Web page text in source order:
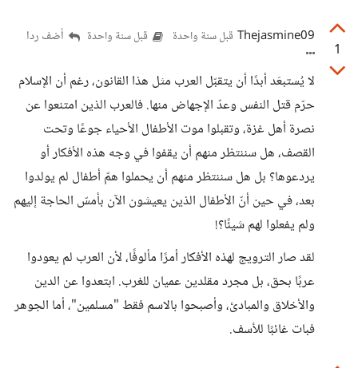
1
Thejasmine09 قبل سنة واحدة قبل سنة واحدة أضف ردا
لا يُستبعَد أبدًا أن يتقبّل العرب مثل هذا القانون، رغم أن الإسلام
حرّم قتل النفس وعدّ الإجهاض منها. فالعرب الذين امتنعوا عن
نصرة أهل غزة، وتقبلوا موت الأطفال الأحياء جوعًا وتحت
القصف، هل سننتظر منهم أن يقفوا في وجه هذه الأفكار أو
يردعوها؟ بل هل سننتظر منهم أن يحملوا همّ أطفال لم يولدوا
بعد، في حين أنّ الأطفال الذين يعيشون الآن بأمسّ الحاجة إليهم
ولم يفعلوا لهم شيئًا؟!
لقد صار الترويج لهذه الأفكار أمرًا مألوفًا، لأن العرب لم يعودوا
عربًا بحق، بل مجرد مقلدين عميان للغرب. ابتعدوا عن الدين
والأخلاق والمبادئ، وأصبحوا بالاسم فقط "مسلمين"، أما الجوهر
فبات غائبًا للأسف.